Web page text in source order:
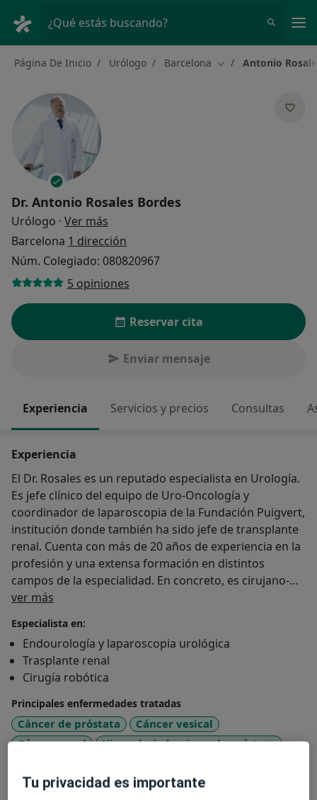
¿Qué estás buscando?
Página De Inicio Urólogo Barcelona Cambiar de ciudad
Antonio
Dr. Antonio Rosales Bordes
Urólogo · Ver más
Barcelona 1 dirección
Núm. Colegiado: 080820967
5 opiniones
Reservar cita
Enviar mensaje
Experiencia Servicios y precios Consultas
Experiencia
El Dr. Rosales es un reputado especialista en Urología.
Es jefe clínico del equipo de Uro-Oncología y
coordinador de laparoscopia de la Fundación Puigvert,
institución donde también ha sido jefe de transplante
renal. Cuenta con más de 20 años de experiencia en la
profesión y una extensa formación en distintos
campos de la especialidad. En concreto, es cirujano-
profesor en técnica laparoscópica, siendo uno de los
capacitado también en cirugía robótica. Es también
integrante del equipo de cirugía laparoscópica 3D del
Hospital Universitario del Sagrado Corazón, pionero
en España.
A lo largo de su trayectoria ha combinado su labor
asistencial con una importante tarea investigadora y
ver más
Especialista en:
Endourología y laparoscopia urológica
Trasplante renal
Cirugía robótica
Principales enfermedades tratadas
Cáncer de próstata
Cáncer vesical
Cáncer renal
Hiperplasia benigna de próstata
Tu privacidad es importante